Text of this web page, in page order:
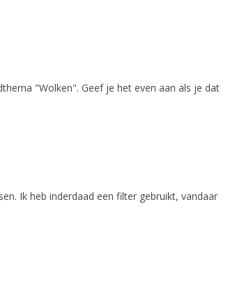
"Wolken". Geef je het even aan als je dat
Ik heb inderdaad een filter gebruikt, vandaar